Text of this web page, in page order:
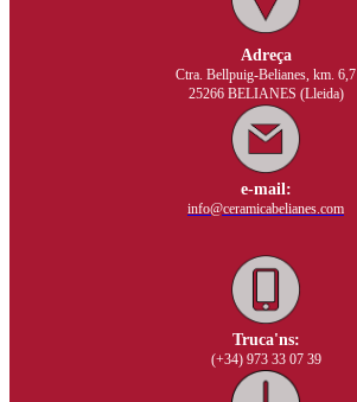
Adreça
Ctra. Bellpuig-Belianes, km. 6,7
25266 BELIANES (Lleida)
e-mail:
info@ceramicabelianes.com
Truca'ns:
(+34) 973 33 07 39